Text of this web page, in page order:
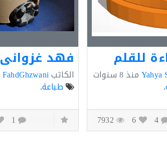
للقلم
Yahyaمنذ8 سنوات
.
4
فهد غزواني
الكاتبFahdGhzwani
طباعة.
1